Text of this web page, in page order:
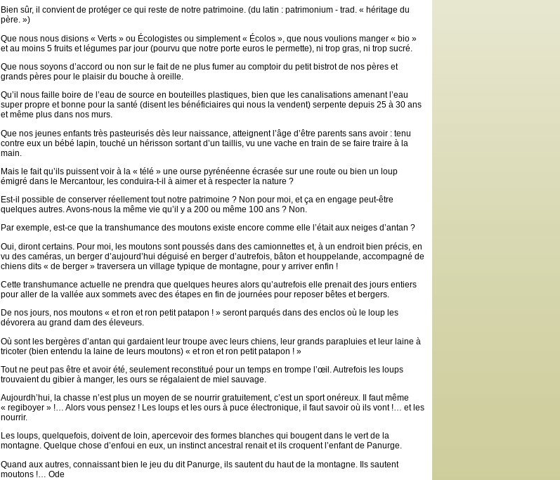
Bien sûr, il convient de protéger ce qui reste de notre patrimoine. (du latin : patrimonium - trad. « héritage du
père. »)
Que nous nous disions « Verts » ou Écologistes ou simplement « Écolos », que nous voulions manger « bio »
et au moins 5 fruits et légumes par jour (pourvu que notre porte euros le permette), ni trop gras, ni trop sucré.
Que nous soyons d’accord ou non sur le fait de ne plus fumer au comptoir du petit bistrot de nos pères et
grands pères pour le plaisir du bouche à oreille.
Qu’il nous faille boire de l’eau de source en bouteilles plastiques, bien que les canalisations amenant l’eau
super propre et bonne pour la santé (disent les bénéficiaires qui nous la vendent) serpente depuis 25 à 30 ans
et même plus dans nos murs.
Que nos jeunes enfants très pasteurisés dès leur naissance, atteignent l’âge d’être parents sans avoir : tenu
contre eux un bébé lapin, touché un hérisson sortant d’un taillis, vu une vache en train de se faire traire à la
main.
Mais le fait qu’ils puissent voir à la « télé » une ourse pyrénéenne écrasée sur une route ou bien un loup
émigré dans le Mercantour, les conduira-t-il à aimer et à respecter la nature ?
Est-il possible de conserver réellement tout notre patrimoine ? Non pour moi, et ça en engage peut-être
quelques autres. Avons-nous la même vie qu’il y a 200 ou même 100 ans ? Non.
Par exemple, est-ce que la transhumance des moutons existe encore comme elle l’était aux neiges d’antan ?
Oui, diront certains. Pour moi, les moutons sont poussés dans des camionnettes et, à un endroit bien précis, en
vu des caméras, un berger d’aujourd’hui déguisé en berger d’autrefois, bâton et houppelande, accompagné de
chiens dits « de berger » traversera un village typique de montagne, pour y arriver enfin !
Cette transhumance actuelle ne prendra que quelques heures alors qu’autrefois elle prenait des jours entiers
pour aller de la vallée aux sommets avec des étapes en fin de journées pour reposer bêtes et bergers.
De nos jours, nos moutons « et ron et ron petit patapon ! » seront parqués dans des enclos où le loup les
dévorera au grand dam des éleveurs.
Où sont les bergères d’antan qui gardaient leur troupe avec leurs chiens, leur grands parapluies et leur laine à
tricoter (bien entendu la laine de leurs moutons) « et ron et ron petit patapon ! »
Tout ne peut pas être et avoir été, seulement reconstitué pour un temps en trompe l’œil. Autrefois les loups
trouvaient du gibier à manger, les ours se régalaient de miel sauvage.
Aujourdh’hui, la chasse n’est plus un moyen de se nourrir gratuitement, c’est un sport onéreux. Il faut même
« regiboyer » !… Alors vous pensez ! Les loups et les ours à puce électronique, il faut savoir où ils vont !… et les
nourrir.
Les loups, quelquefois, doivent de loin, apercevoir des formes blanches qui bougent dans le vert de la
montagne. Quelque chose d’enfoui en eux, un instinct ancestral renait et ils croquent l’enfant de Panurge.
Quand aux autres, connaissant bien le jeu du dit Panurge, ils sautent du haut de la montagne. Ils sautent
moutons !… Ode